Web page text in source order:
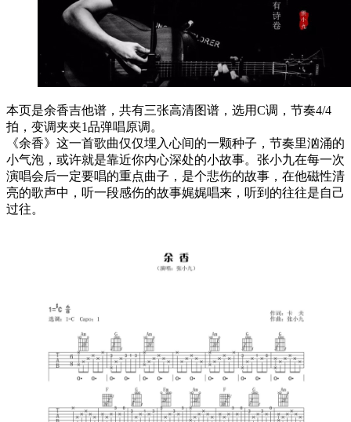
本页是余香吉他谱，共有三张高清图谱，选用C调，节奏4/4
拍，变调夹夹1品弹唱原调。
《余香》这一首歌曲仅仅埋入心间的一颗种子，节奏里汹涌的
小气泡，或许就是靠近你内心深处的小故事。张小九在每一次
演唱会后一定要唱的重点曲子，是个悲伤的故事，在他磁性清
亮的歌声中，听一段感伤的故事娓娓唱来，听到的往往是自己
过往。